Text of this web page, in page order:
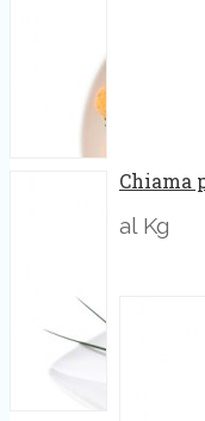
Chiama
al Kg